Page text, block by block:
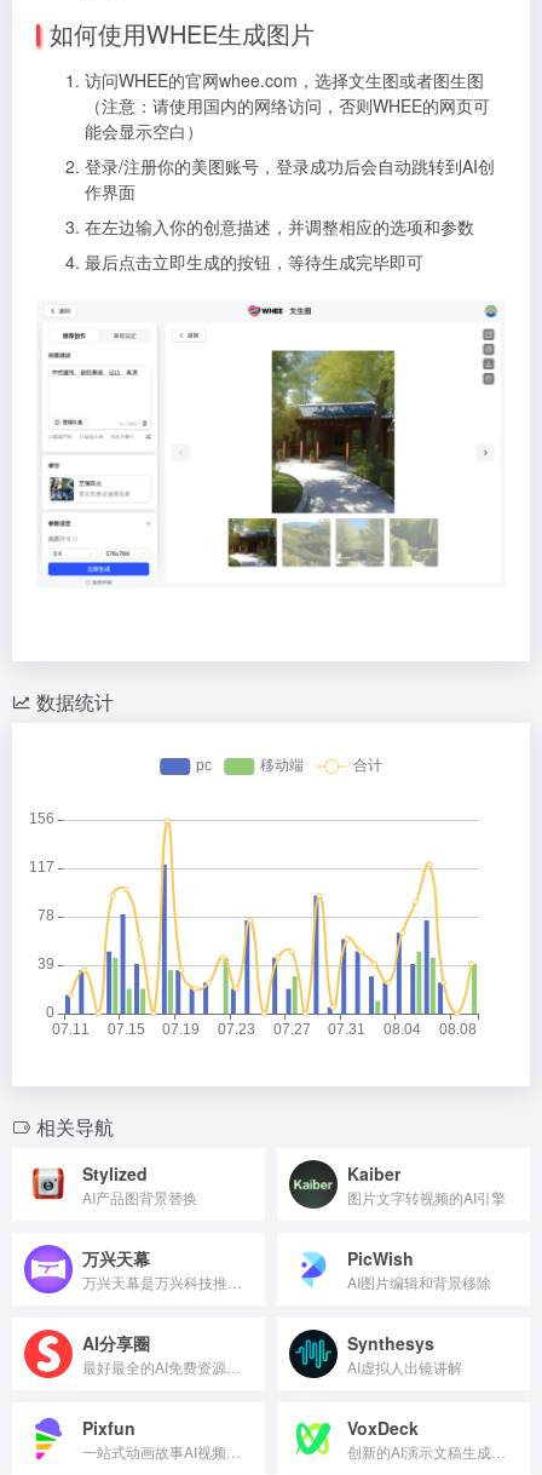
如何使用WHEE生成图片
访问WHEE的官网whee.com，选择文生图或者图生图
（注意：请使用国内的网络访问，否则WHEE的网页可
能会显示空白）
登录/注册你的美图账号，登录成功后会自动跳转到AI创
作界面
在左边输入你的创意描述，并调整相应的选项和参数
最后点击立即生成的按钮，等待生成完毕即可
数据统计
相关导航
Stylized
AI产品图背景替换
Kaiber
图片文字转视频的AI引擎
万兴天幕 PicWish
AI图片编辑和背景移除
AI分享圈 Synthesys
AI虚拟人出镜讲解
Pixfun VoxDeck